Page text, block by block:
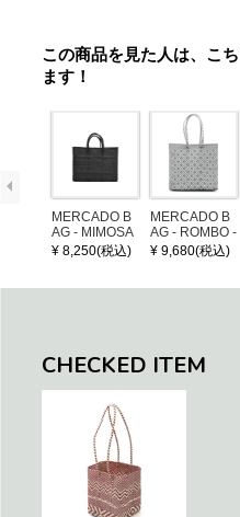
この商品を見た人は、こ
ます！
MERCADO B
AG - MIMOSA
- Black (SHOR
¥ 8,250(税込)
MERCADO B
AG - ROMBO -
LONG HANDL
¥ 9,680(税込)
CHECKED ITEM